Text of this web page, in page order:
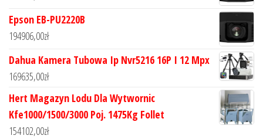
Epson EB-PU2220B
194906,00zł
Dahua Kamera Tubowa Ip Nvr5216 16P I 12 Mpx
169635,00zł
Hert Magazyn Lodu Dla Wytwornic
Kfe1000/1500/3000 Poj. 1475Kg Follet
154102,00zł